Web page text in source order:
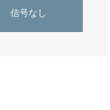
信号なし